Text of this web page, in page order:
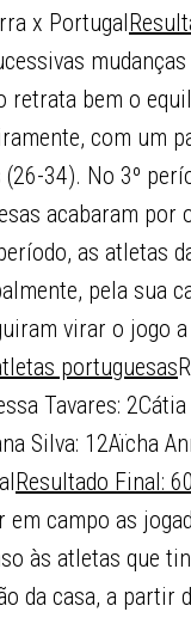
x Portugal
retrata bem o
com um
34). No 3º
acabaram por
as atletas
pela sua
virar o jogo
portuguesas
Tavares:
Silva: 12Aïcha
Resultado Final:
em campo as
às atletas que
da casa, a partir